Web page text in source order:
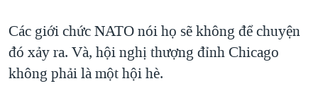
Các giới chức NATO nói họ sẽ không để chuyện
đó xảy ra. Và, hội nghị thượng đỉnh Chicago
không phải là một hội hè.